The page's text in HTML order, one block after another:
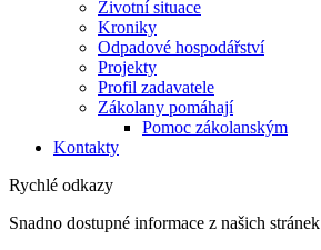
Životní situace
Kroniky
Odpadové hospodářství
Projekty
Profil zadavatele
Zákolany pomáhají
Pomoc zákolanským
Kontakty
Rychlé odkazy
Snadno dostupné informace z našich stránek